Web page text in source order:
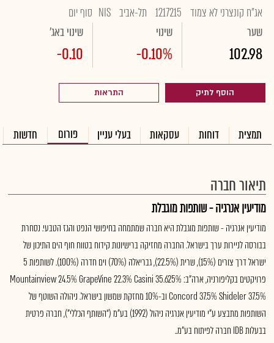
אג"ח קונצרני לא צמוד 1217215 תל-אביב NIS סוף יום
שער
102.98
שינוי
-0.10%
שינוי באג'
-0.10
הוסף לתיק התראות
תמצית דוחות עסקאות בעלי עניין פורום חדשות
תיאור חברה
מודיעין אנרגיה - שותפות מוגבלת
מודיעין אנרגיה - שותפות מוגבלת היא חברה שמתמחה בחיפושי הנפט והגז הטבעי. נסחרת
בבורסה לניירות ערך בישראל. החברה מחזיקה ברישיונות קידוח בטווח חוף הים התיכון של
ישראל דרך צורים (15%), שרית (22.5%), גבריאלה (70%) וים חדרה (100%). לשותפות 5
פרויקטים בקליפורניה, ארה"ב: Mountainview 24.5% GrapeVine 22.3% Casini 35.625%
Concord 37.5% Shideler 37.5% וב-10% מחזקת שמשון בישראל. ניהולה השוטף של
השותפות מתבצע ע”י מודיעין אנרגיה ניהול (1992) בע”מ (“השותף הכללי”), חברה פרטית
בבעלות IDB חברה לפיתוח בע”מ..